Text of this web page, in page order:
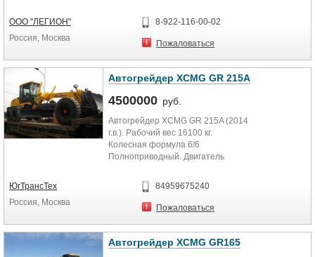
ООО "ЛЕГИОН"
Россия, Москва
8-922-116-00-02
Пожаловаться
Автогрейдер XCMG GR 215A
4500000 руб.
Автогрейдер XCMG GR 215A (2014
г.в.). Рабочий вес 16100 кг.
Колесная формула 6/6
Полноприводный. Двигатель
ЮгТрансТех
Россия, Москва
84959675240
Пожаловаться
Автогрейдер XCMG GR165